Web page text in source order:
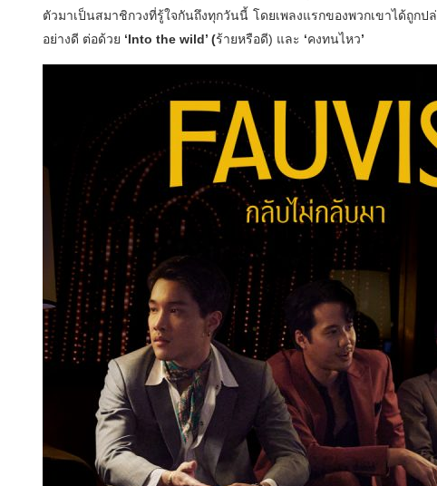
ตัวมาเป็นสมาชิกวงที่รู้ใจกันถึงทุกวันนี้ โดยเพลงแรกของพวกเขาได้ถูกปล่
อย่างดี ต่อด้วย ‘Into the wild’ (ร้ายหรือดี) และ ‘คงทนไหว’